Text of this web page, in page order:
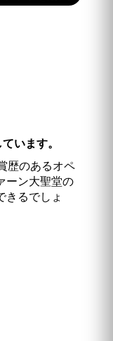
います。
歴のあるオペ
ーン大聖堂の
るでしょ